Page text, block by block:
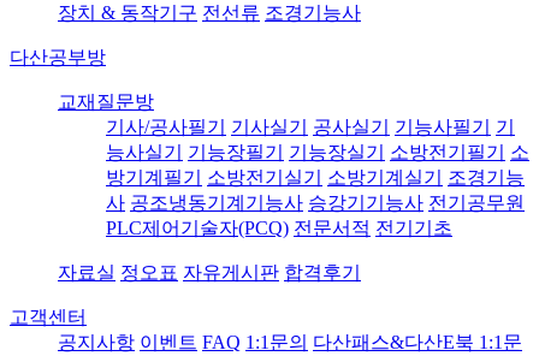
장치 & 동작기구 전선류 조경기능사
다산공부방
교재질문방
기사/공사필기
기사실기 공사실기 기능사필기
기
능사실기
기능장필기 기능장실기 소방전기필기
소
방기계필기
소방전기실기 소방기계실기
조경기능
사 공조냉동기계기능사 승강기기능사 전기공무원
PLC제어기술자(PCQ) 전문서적 전기기초
자료실 정오표 자유게시판 합격후기
고객센터
공지사항 이벤트 FAQ 1:1문의 다산패스&다산E북 1:1문